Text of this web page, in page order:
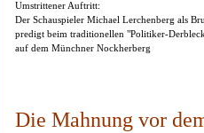
Umstrittener Auftritt:
Der Schauspieler Michael Lerchenberg als
predigt beim traditionellen "Politiker-
auf dem Münchner Nockherberg
Die Mahnung vor